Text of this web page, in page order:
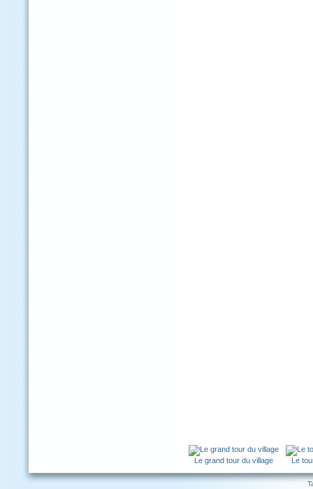
Le grand tour du village Le